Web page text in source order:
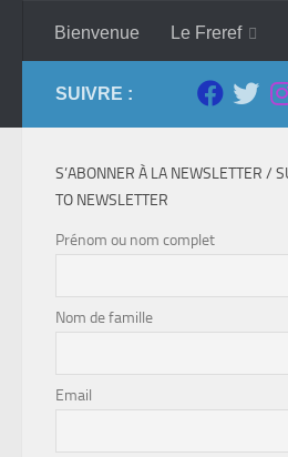
Skip to content
Bienvenue Le Freref
SUIVRE :
S’ABONNER À LA NEWSLETTER /
TO NEWSLETTER
Prénom ou nom complet
Nom de famille
Email